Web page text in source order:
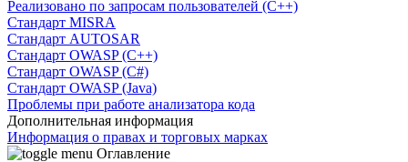
Реализовано по запросам пользователей (C++)
Cтандарт MISRA
Стандарт AUTOSAR
Стандарт OWASP (C++)
Стандарт OWASP (C#)
Стандарт OWASP (Java)
Проблемы при работе анализатора кода
Дополнительная информация
Информация о правах и торговых марках
Оглавление